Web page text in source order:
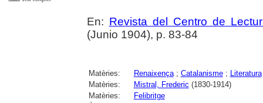
En: Revista del Centro de
(Junio 1904), p. 83-84
Matèries: Renaixença; Catalanisme; Literatura
Matèries:
Mistral, Frederic (1830-1914)
Matèries:
Felibritge